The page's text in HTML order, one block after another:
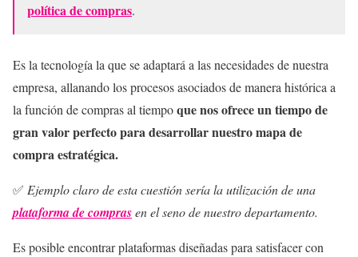
política de compras.
Es la tecnología la que se adaptará a las necesidades de nuestra
empresa, allanando los procesos asociados de manera histórica a
la función de compras al tiempoque nos ofrece un tiempo de
gran valor perfecto para desarrollar nuestro mapa de
compra estratégica.
✅ Ejemplo claro de esta cuestión sería la utilización de una
plataforma de comprasen el seno de nuestro departamento.
Es posible encontrar plataformas diseñadas para satisfacer con